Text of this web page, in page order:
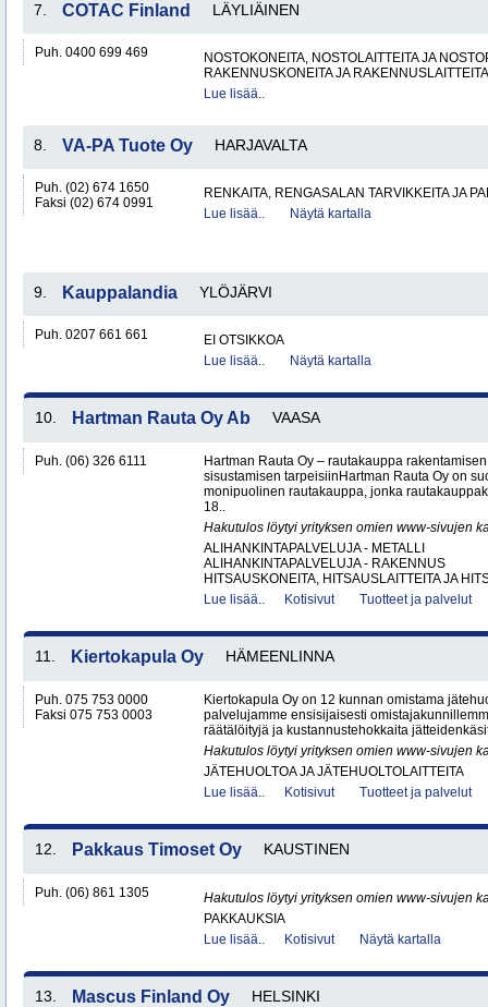
7. COTAC Finland LÄYLIÄINEN
Puh. 0400 699 469
NOSTOKONEITA, NOSTOLAITTEITA JA
RAKENNUSKONEITA JA RAKENNUSLAITTEITA
Lue lisää..
8. VA-PA Tuote Oy HARJAVALTA
Puh. (02) 674 1650
Faksi (02) 674 0991
RENKAITA, RENGASALAN TARVIKKEITA JA
Lue lisää..
Näytä kartalla
9. Kauppalandia YLÖJÄRVI
Puh. 0207 661 661
EI OTSIKKOA
Lue lisää..
Näytä kartalla
10. Hartman Rauta Oy Ab VAASA
Puh. (06) 326 6111
Hartman Rauta Oy – rautakauppa
sisustamisen tarpeisiinHartman Rauta Oy on
monipuolinen rautakauppa, jonka
18..
Hakutulos löytyi yrityksen omien www-sivujen
ALIHANKINTAPALVELUJA - METALLI
ALIHANKINTAPALVELUJA - RAKENNUS
HITSAUSKONEITA, HITSAUSLAITTEITA JA
Lue lisää..
Kotisivut Tuotteet ja palvelut
11. Kiertokapula Oy HÄMEENLINNA
Puh. 075 753 0000
Faksi 075 753 0003
Kiertokapula Oy on 12 kunnan omistama
palvelujamme ensisijaisesti
räätälöityjä ja kustannustehokkaita
Hakutulos löytyi yrityksen omien www-sivujen
JÄTEHUOLTOA JA JÄTEHUOLTOLAITTEITA
Lue lisää..
Kotisivut Tuotteet ja palvelut
12. Pakkaus Timoset Oy KAUSTINEN
Puh. (06) 861 1305
Hakutulos löytyi yrityksen omien www-sivujen
PAKKAUKSIA
Lue lisää..
Kotisivut Näytä kartalla
13. Mascus Finland Oy HELSINKI